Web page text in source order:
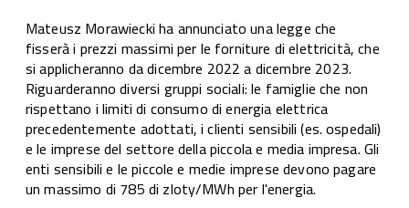
Mateusz Morawiecki ha annunciato una legge che
fisserà i prezzi massimi per le forniture di elettricità, che
si applicheranno da dicembre 2022 a dicembre 2023.
Riguarderanno diversi gruppi sociali: le famiglie che non
rispettano i limiti di consumo di energia elettrica
precedentemente adottati, i clienti sensibili (es. ospedali)
e le imprese del settore della piccola e media impresa. Gli
enti sensibili e le piccole e medie imprese devono pagare
un massimo di 785 di zloty/MWh per l'energia.